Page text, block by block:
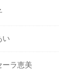
い
ーラ恵美